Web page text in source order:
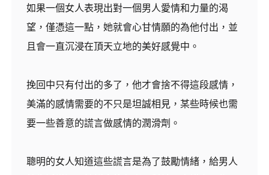
如果一個女人表現出對一個男人愛情和力量的渴
望，僅憑這一點，她就會心甘情願的為他付出，並
且會一直沉浸在頂天立地的美好感覺中。
挽回中只有付出的多了，他才會捨不得這段感情，
美滿的感情需要的不只是坦誠相見，某些時候也需
要一些善意的謊言做感情的潤滑劑。
聰明的女人知道這些謊言是為了鼓勵情緒，給男人